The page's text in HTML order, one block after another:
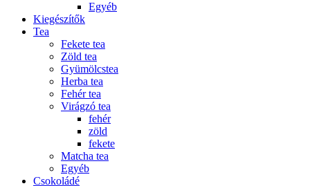
Egyéb
Kiegészítők
Tea
Fekete tea
Zöld tea
Gyümölcstea
Herba tea
Fehér tea
Virágzó tea
fehér
zöld
fekete
Matcha tea
Egyéb
Csokoládé